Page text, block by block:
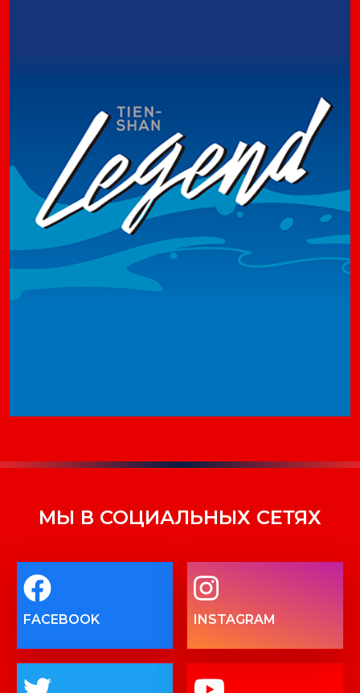
МЫ В СОЦИАЛЬНЫХ СЕТЯХ
FACEBOOK INSTAGRAM